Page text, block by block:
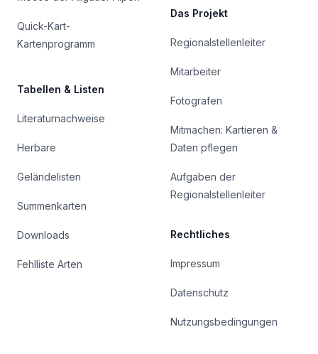
Quick-Kart-
Kartenprogramm
Tabellen & Listen
Literaturnachweise
Herbare
Geländelisten
Summenkarten
Downloads
Fehlliste Arten
Das Projekt
Regionalstellenleiter
Mitarbeiter
Fotografen
Mitmachen: Kartieren &
Daten pflegen
Aufgaben der
Regionalstellenleiter
Rechtliches
Impressum
Datenschutz
Nutzungsbedingungen